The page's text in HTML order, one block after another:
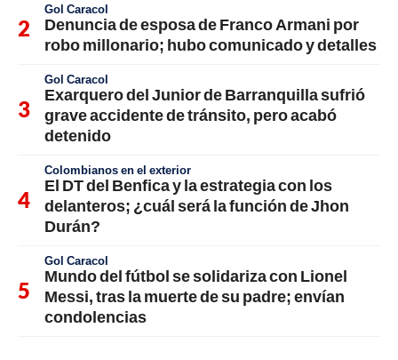
Gol Caracol
Denuncia de esposa de Franco Armani por
robo millonario; hubo comunicado y detalles
Gol Caracol
Exarquero del Junior de Barranquilla sufrió
grave accidente de tránsito, pero acabó
detenido
Colombianos en el exterior
El DT del Benfica y la estrategia con los
delanteros; ¿cuál será la función de Jhon
Durán?
Gol Caracol
Mundo del fútbol se solidariza con Lionel
Messi, tras la muerte de su padre; envían
condolencias